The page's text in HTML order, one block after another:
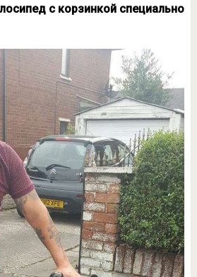
с корзинкой специально